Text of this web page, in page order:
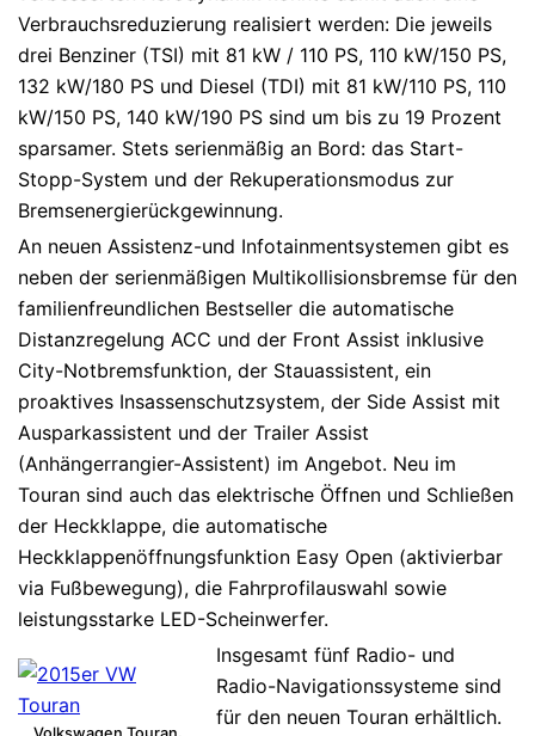
Verbrauchsreduzierung realisiert werden: Die jeweils
drei Benziner (TSI) mit 81 kW / 110 PS, 110 kW/150 PS,
132 kW/180 PS und Diesel (TDI) mit 81 kW/110 PS, 110
kW/150 PS, 140 kW/190 PS sind um bis zu 19 Prozent
sparsamer. Stets serienmäßig an Bord: das Start-
Stopp-System und der Rekuperationsmodus zur
Bremsenergierückgewinnung.
An neuen Assistenz-und Infotainmentsystemen gibt es
neben der serienmäßigen Multikollisionsbremse für den
familienfreundlichen Bestseller die automatische
Distanzregelung ACC und der Front Assist inklusive
City-Notbremsfunktion, der Stauassistent, ein
proaktives Insassenschutzsystem, der Side Assist mit
Ausparkassistent und der Trailer Assist
(Anhängerrangier-Assistent) im Angebot. Neu im
Touran sind auch das elektrische Öffnen und Schließen
der Heckklappe, die automatische
Heckklappenöffnungsfunktion Easy Open (aktivierbar
via Fußbewegung), die Fahrprofilauswahl sowie
leistungsstarke LED-Scheinwerfer.
Insgesamt fünf Radio- und
Radio-Navigationssysteme sind
für den neuen Touran erhältlich.